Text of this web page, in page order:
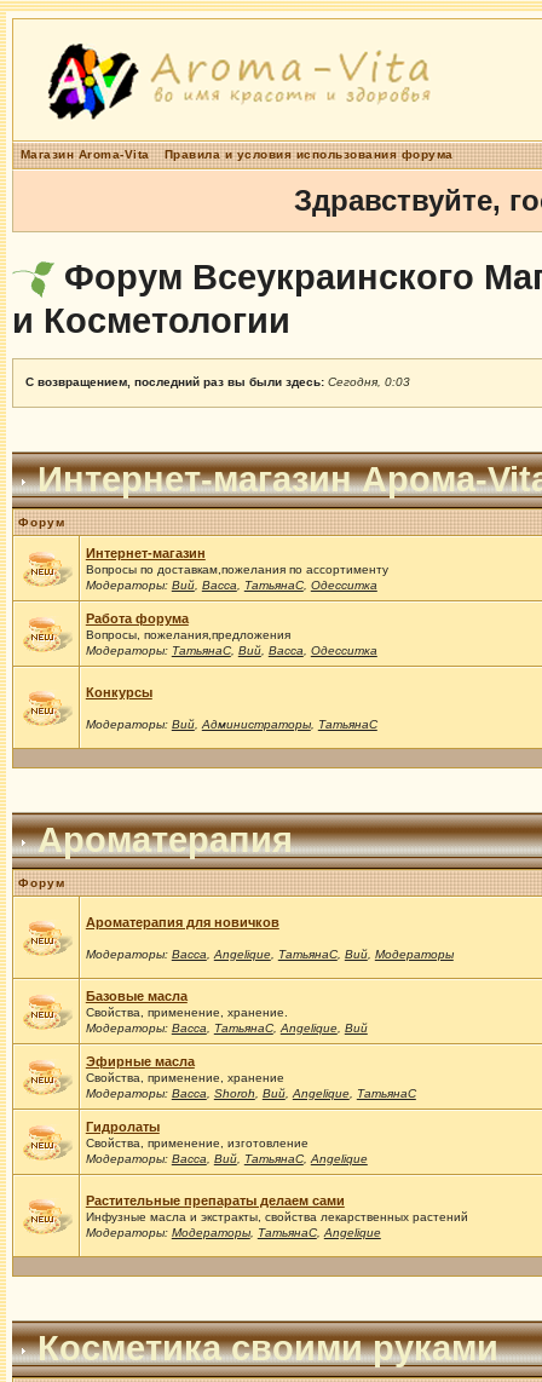
Магазин Aroma-Vita Правила и условия использования форума
Здравствуйте,
Форум Всеукраинского
и Косметологии
С возвращением, последний раз вы были здесь: Сегодня, 0:03
Интернет-магазин Арома-
Форум
Интернет-магазин
Вопросы по доставкам,пожелания по ассортименту
Модераторы: Вий, Васса ТатьянаС, Одесситка
Работа форума
Вопросы, пожелания,предложения
Модераторы: ТатьянаС, Вий, Васса Одесситка
Конкурсы
Модераторы: Вий, Администраторы, ТатьянаС
Ароматерапия
Форум
Ароматерапия для новичков
Модераторы: Васса Angelique, ТатьянаС, Вий, Модераторы
Базовые масла
Свойства, применение, хранение.
Модераторы: Васса ТатьянаС, Angelique, Вий
Эфирные масла
Свойства, применение, хранение
Модераторы: Васса Shoroh Вий, Angelique, ТатьянаС
Гидролаты
Свойства, применение, изготовление
Модераторы: Васса Вий, ТатьянаС, Angelique
Растительные препараты делаем сами
Инфузные масла и экстракты, свойства лекарственных растений
Модераторы: Модераторы, ТатьянаС, Angelique
Косметика своими руками